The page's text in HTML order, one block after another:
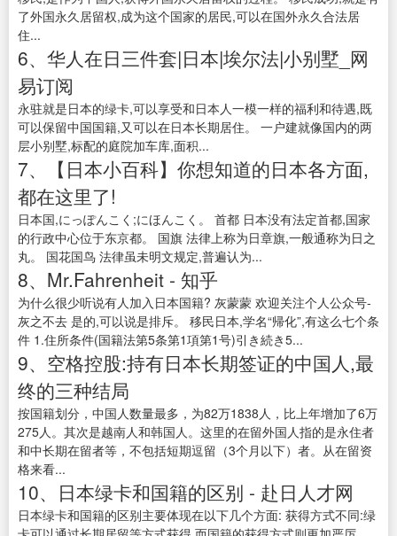
了外国永久居留权,成为这个国家的居民,可以在国外永久合法居
住...
6、华人在日三件套|日本|埃尔法|小别墅_网
易订阅
永驻就是日本的绿卡,可以享受和日本人一模一样的福利和待遇,既
可以保留中国国籍,又可以在日本长期居住。 一户建就像国内的两
层小别墅,标配的庭院加车库,面积...
7、【日本小百科】你想知道的日本各方面,
都在这里了!
日本国,にっぽんこく;にほんこく。 首都 日本没有法定首都,国家
的行政中心位于东京都。 国旗 法律上称为日章旗,一般通称为日之
丸。 国花国鸟 法律虽未明文规定,普遍认为...
8、Mr.Fahrenheit - 知乎
为什么很少听说有人加入日本国籍? 灰蒙蒙 欢迎关注个人公众号-
灰之不去 是的,可以说是排斥。 移民日本,学名“帰化”,有这么七个条
件 1.住所条件(国籍法第5条第1項第1号)引き続き5...
9、空格控股:持有日本长期签证的中国人,最
终的三种结局
按国籍划分，中国人数量最多，为82万1838人，比上年增加了6万
275人。其次是越南人和韩国人。这里的在留外国人指的是永住者
和中长期在留者等，不包括短期逗留（3个月以下）者。从在留资
格来看...
10、日本绿卡和国籍的区别 - 赴日人才网
日本绿卡和国籍的区别主要体现在以下几个方面: 获得方式不同:绿